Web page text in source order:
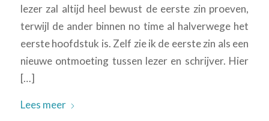
lezer zal altijd heel bewust de eerste zin proeven,
terwijl de ander binnen no time al halverwege het
eerste hoofdstuk is. Zelf zie ik de eerste zin als een
nieuwe ontmoeting tussen lezer en schrijver. Hier
[…]
Lees meer